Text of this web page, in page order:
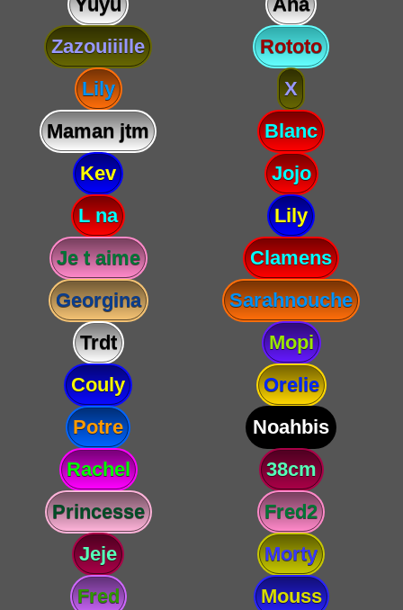
Zazouiiille
Rototo
Lily
X
Maman jtm
Blanc
Kev
Jojo
L na
Lily
Je t aime
Clamens
Georgina
Sarahnouche
Trdt
Mopi
Couly
Orelie
Potre
Noahbis
Rachel
38cm
Princesse
Fred2
Jeje
Morty
Fred
Mouss